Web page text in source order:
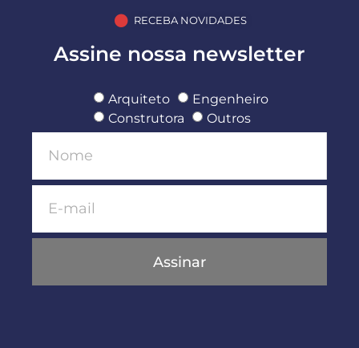
RECEBA NOVIDADES
Assine nossa newsletter
Arquiteto
Engenheiro
Construtora
Outros
Assinar